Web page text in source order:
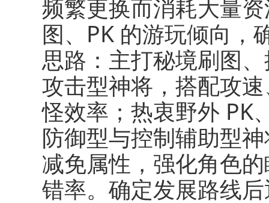
频繁更换而消耗大量
图、PK 的游玩倾向，
思路：主打秘境刷图
攻击型神将，搭配攻
怪效率；热衷野外 PK
防御型与控制辅助型
减免属性，强化角色
错率。确定发展路线